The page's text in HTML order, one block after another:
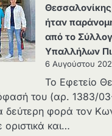
ήταν
από το
Υπαλλήλων
6 Αυγούστου
Το Εφετείο
του (αρ. 1383/
δεύτερη φορά τον
και…